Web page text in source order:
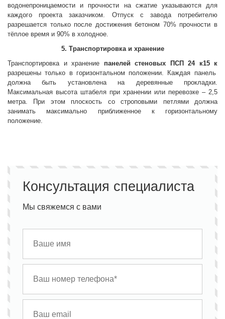
водонепроницаемости и прочности на сжатие указываются для
каждого проекта заказчиком. Отпуск с завода потребителю
разрешается только после достижения бетоном 70% прочности в
тёплое время и 90% в холодное.
5. Транспортировка и хранение
Транспортировка и хранение панелей стеновых
ПСП 24 к15 к
разрешены только в горизонтальном положении. Каждая панель
должна быть установлена на деревянные прокладки.
Максимальная высота штабеля при хранении или перевозке – 2,5
метра. При этом плоскость со строповыми петлями должна
занимать максимально приближенное к горизонтальному
положение.
Консультация специалиста
Мы свяжемся с вами